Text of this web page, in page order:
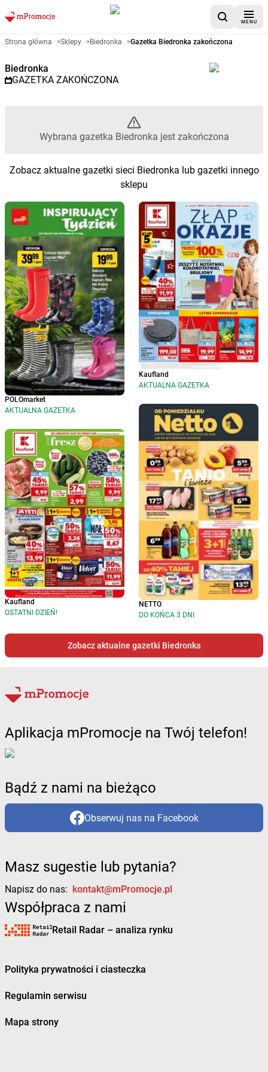
MENU
Gazetka promocyjna
Strona główna >Sklepy >Biedronka >Gazetka Biedronka zakończona
Biedronka
GAZETKA ZAKOŃCZONA
Wybrana gazetka Biedronka jest zakończona
Zobacz aktualne gazetki sieci Biedronka lub gazetki innego
sklepu
POLOmarket
AKTUALNA GAZETKA
Kaufland
OSTATNI DZIEŃ!
Kaufland
AKTUALNA GAZETKA
NETTO
DO KOŃCA 3 DNI
Zobacz aktualne gazetki Biedronka
Aplikacja mPromocje na Twój telefon!
Bądź z nami na bieżąco
Obserwuj nas na Facebook
Masz sugestie lub pytania?
Napisz do nas: kontakt@mPromocje.pl
Współpraca z nami
Retail Radar – analiza rynku
Polityka prywatności i ciasteczka
Regulamin serwisu
Mapa strony